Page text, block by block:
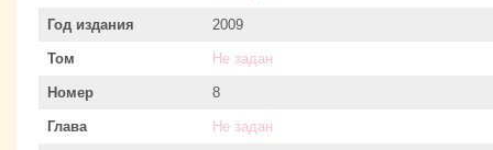
Год издания 2009
Том Не задан
Номер 8
Глава Не задан